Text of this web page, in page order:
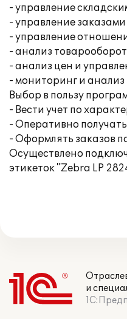
- управление
- управление
- управление
- анализ
- анализ цен и
- мониторинг и
Выбор в пользу
- Вести учет по
- Оперативно
- Оформлять заказов
Осуществлено
этикеток "Zebra LP
и